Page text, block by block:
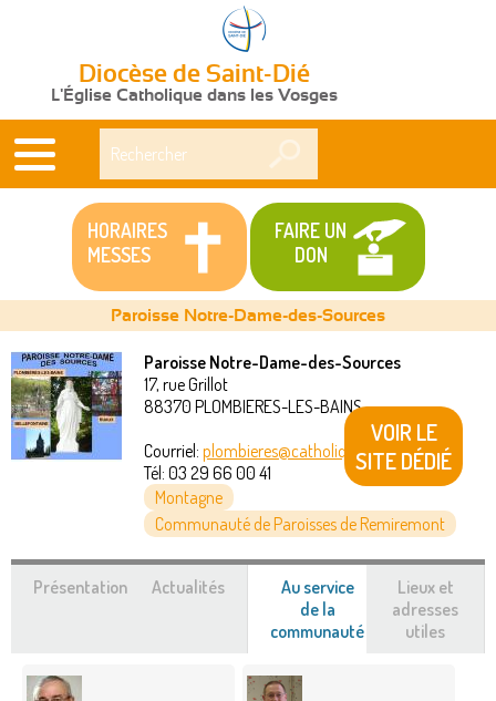
Diocèse de Saint-Dié
L'Église Catholique dans les Vosges
HORAIRES
MESSES
FAIRE UN
DON
Vous
êtes
Paroisse Notre-Dame-des-Sources
Paroisse Notre-Dame-des-Sources
17, rue Grillot
88370 PLOMBIERES-LES-BAINS
Courriel: plombieres@catholique88.fr
Tél: 03 29 66 00 41
Montagne
Communauté de Paroisses de Remiremont
VOIR LE
SITE DÉDIÉ
Présentation Actualités
Au service
de la
communauté (onglet
Lieux et
adresses
utiles